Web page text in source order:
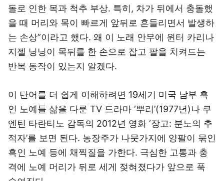
돌로 인한 목과 척추 부상. 특히, 차가 뒤에서 충돌했
을 때 머리와 목이 빠르게 앞뒤로 흔들리면서 발생하
는 손상”이라고 했다. 왜 이 노래 안무에 윈터 카리나
지젤 닝닝이 목뒤를 한 손으로 잡고 팔을 치켜드는
반복 동작이 있는지 알겠다.
이 단어를 더 쉽게 이해하려면 19세기 미국 남부 흑
인 노예들 삶을 다룬 TV 드라마 ‘뿌리’(1977년)나 쿠
엔틴 타란티노 감독의 2012년 영화 ‘장고: 분노의 추
적자’를 보면 된다. 농장주가 나뭇가지에 양팔이 묶인
흑인 노예 등에 채찍질을 가한다. 극심한 고통과 충
격에 노예 머리가 뒤로 세게 젖혀졌다가 앞으로 푹